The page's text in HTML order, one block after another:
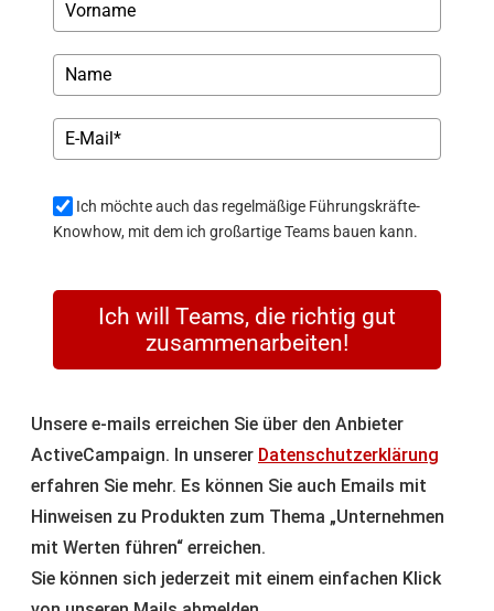
Knowhow, mit dem ich großartige Teams bauen kann.
Ich will Teams, die richtig gut
zusammenarbeiten!
ActiveCampaign. In unserer Datenschutzerklärung
erfahren Sie mehr. Es können Sie auch Emails mit
Hinweisen zu Produkten zum Thema „Unternehmen
mit Werten führen“ erreichen.
Sie können sich jederzeit mit einem einfachen Klick
von unseren Mails abmelden.